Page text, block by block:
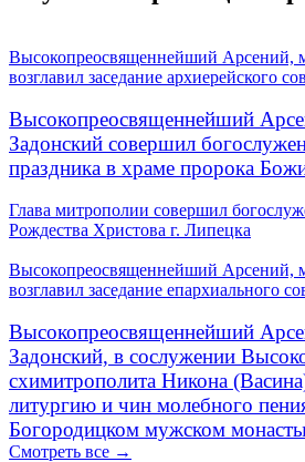
Высокопреосвященнейший Арсений,
возглавил заседание архиерейского
Высокопреосвященнейший
Задонский совершил
праздника в храме пророка
Глава митрополии совершил
Рождества Христова г. Липецка
Высокопреосвященнейший Арсений,
возглавил заседание епархиального
Высокопреосвященнейший
Задонский, в сослужении
схимитрополита Никона
литургию и чин молебного
Богородицком мужском
Смотреть все →